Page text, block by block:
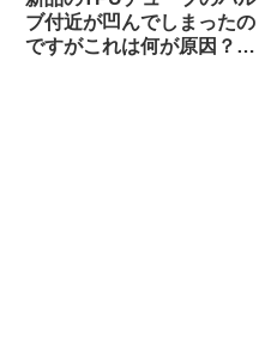
ブ付近が凹んでしまったの
ですがこれは何が原因？